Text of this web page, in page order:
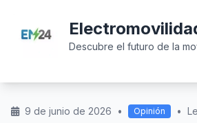
Descubre el futuro de la
9 de junio de 2026 • Opinión •